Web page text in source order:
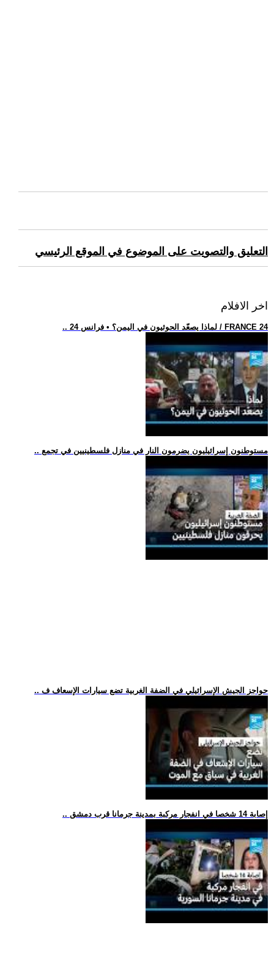
التعليق والتصويت على الموضوع في الموقع الرئيسي
اخر الافلام
.. لماذا يصعّد الحوثيون في اليمن؟ • فرانس 24 / FRANCE 24
.. مستوطنون إسرائيليون يضرمون النار في منازل فلسطينيين في تجمع
.. حواجز الجيش الإسرائيلي في الضفة الغربية تضع سيارات الإسعاف ف
.. إصابة 14 شخصا في انفجار مركبة بمدينة جرمانا قرب دمشق